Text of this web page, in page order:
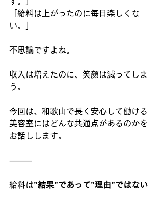
「給料は上がったのに毎日楽しくな
い。」
不思議ですよね。
収入は増えたのに、笑顔は減ってしま
う。
今回は、和歌山で長く安心して働ける
美容室にはどんな共通点があるのかを
お話しします。
⸻
給料は”結果”であって”理由”ではない